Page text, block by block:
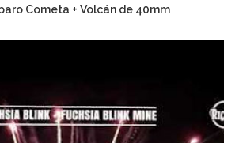
Cometa + Volcán de 40mm